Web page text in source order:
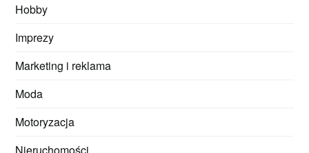
Hobby
Imprezy
Marketing i reklama
Moda
Motoryzacja
Nieruchomości